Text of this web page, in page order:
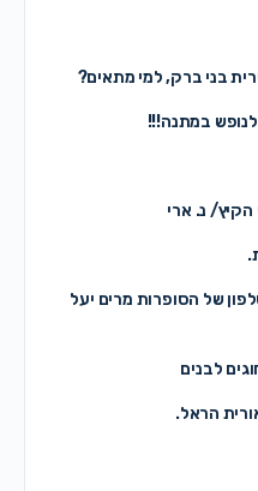
בני ברק, למי מתאים?
במתנה!!!
נ. ארי
של הסופרות מרים יעל
לבנים
הראל.